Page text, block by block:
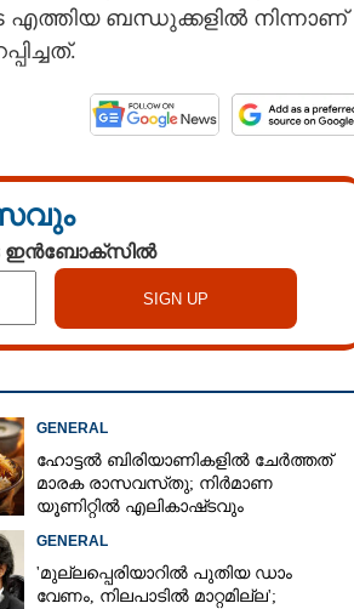
എത്തിയ ബന്ധുക്കളിൽ നിന്നാണ്
ഇൻബോക്സിൽ
GENERAL
ഹോട്ടൽ ബിരിയാണികളിൽ ചേർത്തത്
മാരക രാസവസ്‌തു; നിർമാണ
യൂണിറ്റിൽ എലികാഷ്‌ടവും
GENERAL
'മുല്ലപ്പെരിയാറിൽ പുതിയ ഡാം
വേണം, നിലപാടിൽ മാറ്റമില്ല';
Share this link
Copy Link